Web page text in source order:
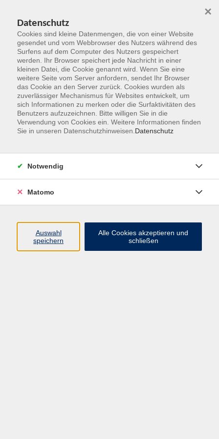
Zum Hauptinhalt springen
Der Kurs konnte nicht gefunden werden.
Erich-Kästner-Str. 5
65232 Taunusstein
info@vhs-rtk.de
Tel: 06128-92770
Datenschutz
Cookies sind kleine Datenmengen, die von einer Website
gesendet und vom Webbrowser des Nutzers während des
Surfens auf dem Computer des Nutzers gespeichert
werden. Ihr Browser speichert jede Nachricht in einer
kleinen Datei, die Cookie genannt wird. Wenn Sie eine
weitere Seite vom Server anfordern, sendet Ihr Browser
das Cookie an den Server zurück. Cookies wurden als
zuverlässiger Mechanismus für Websites entwickelt, um
sich Informationen zu merken oder die Surfaktivitäten des
Benutzers aufzuzeichnen. Bitte willigen Sie in die
Verwendung von Cookies ein. Weitere Informationen finden
Sie in unseren Datenschutzhinweisen. Datenschutz
×
Notwendig
Matomo
Auswahl
speichern
Alle Cookies akzeptieren und
schließen